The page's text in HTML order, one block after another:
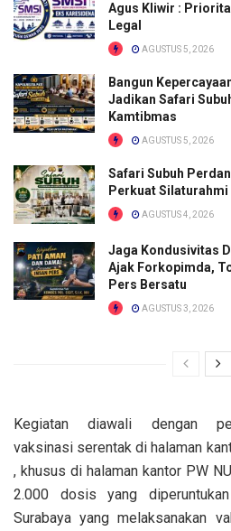
Agus Kliwir :
Legal
AGUSTUS 5, 2026
Bangun
Jadikan Safari
Kamtibmas
AGUSTUS 5, 2026
Safari Subuh
Perkuat
AGUSTUS 4, 2026
Jaga Kondusivitas
Ajak Forkopimda,
Pers Bersatu
AGUSTUS 3, 2026
Kegiatan diawali dengan
vaksinasi serentak di halaman
, khusus di halaman kantor PW
2.000 dosis yang
Surabaya yang melaksanakan